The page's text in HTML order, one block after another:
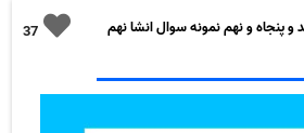
37
و پنجاه و نهم نمونه سوال انشا نهم